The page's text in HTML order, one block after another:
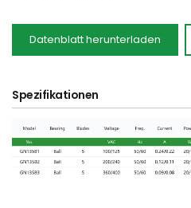
Datenblatt herunterladen
Spezifikationen